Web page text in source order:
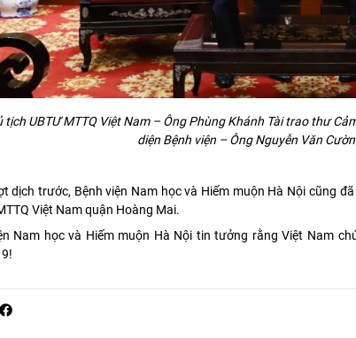
tịch UBTƯ MTTQ Việt Nam – Ông Phùng Khánh Tài trao thư
diện Bệnh viện – Ông Nguyễn Văn
dịch trước, Bệnh viện Nam học và Hiếm muộn Hà Nội cũng
Việt Nam quận Hoàng Mai.
Nam học và Hiếm muộn Hà Nội tin tưởng rằng Việt Nam